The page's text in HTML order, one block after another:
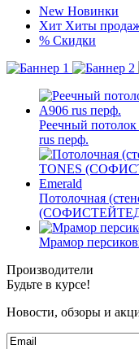
New Новинки
Хит Хиты
% Скидки
Реечный
rus перф.
Потолочная
(СОФИСТЕЙТЕД
Мрамор
Производители
Будьте в курсе!
Новости, обзоры и